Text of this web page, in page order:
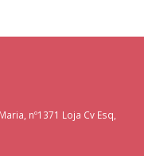
nº1371 Loja Cv Esq,